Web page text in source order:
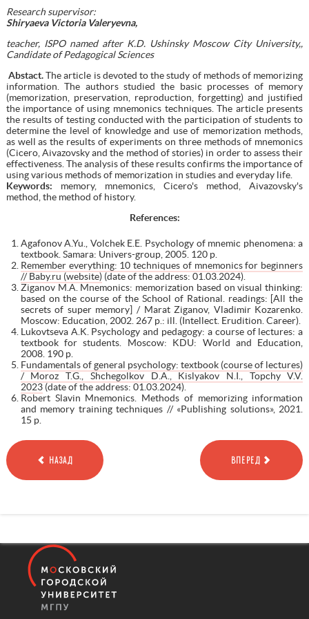
Research supervisor:
Shiryaeva Victoria Valeryevna,
teacher, ISPO named after K.D. Ushinsky Moscow City University,,
Candidate of Pedagogical Sciences
Abstact.The article is devoted to the study of methods of memorizing
information. The authors studied the basic processes of memory
(memorization, preservation, reproduction, forgetting) and justified
the importance of using mnemonics techniques. The article presents
the results of testing conducted with the participation of students to
determine the level of knowledge and use of memorization methods,
as well as the results of experiments on three methods of mnemonics
(Cicero, Aivazovsky and the method of stories) in order to assess their
effectiveness. The analysis of these results confirms the importance of
using various methods of memorization in studies and everyday life.
Keywords: memory, mnemonics, Cicero's method, Aivazovsky's
method, the method of history.
References:
Agafonov A.Yu., Volchek E.E. Psychology of mnemic phenomena: a
textbook. Samara: Univers-group, 2005. 120 p.
Remember everything: 10 techniques of mnemonics for beginners
// Baby.ru (website)(date of the address: 01.03.2024).
Ziganov M.A. Mnemonics: memorization based on visual thinking:
based on the course of the School of Rational. readings: [All the
secrets of super memory] / Marat Ziganov, Vladimir Kozarenko.
Moscow: Education, 2002. 267 p.: ill. (Intellect. Erudition. Career).
Lukovtseva A.K. Psychology and pedagogy: a course of lectures: a
textbook for students. Moscow: KDU: World and Education,
2008. 190 p.
Fundamentals of general psychology: textbook (course of lectures)
/ Moroz T.G., Shchegolkov D.A., Kislyakov N.I., Topchy V.V.
2023(date of the address: 01.03.2024).
Robert Slavin Mnemonics. Methods of memorizing information
and memory training techniques // «Publishing solutions», 2021.
15 p.
НАЗАД ВПЕРЕД